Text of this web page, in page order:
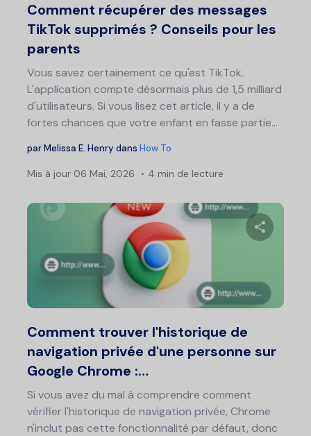
Comment récupérer des messages
TikTok supprimés ? Conseils pour les
parents
Vous savez certainement ce qu'est TikTok.
L'application compte désormais plus de 1,5 milliard
d'utilisateurs. Si vous lisez cet article, il y a de
fortes chances que votre enfant en fasse partie...
parMelissa E. Henry dans How To
Mis à jour 06 Mai, 2026 4 min de lecture
Comment trouver l'historique de
navigation privée d'une personne sur
Google Chrome :…
Si vous avez du mal à comprendre comment
vérifier l'historique de navigation privée, Chrome
n'inclut pas cette fonctionnalité par défaut, donc